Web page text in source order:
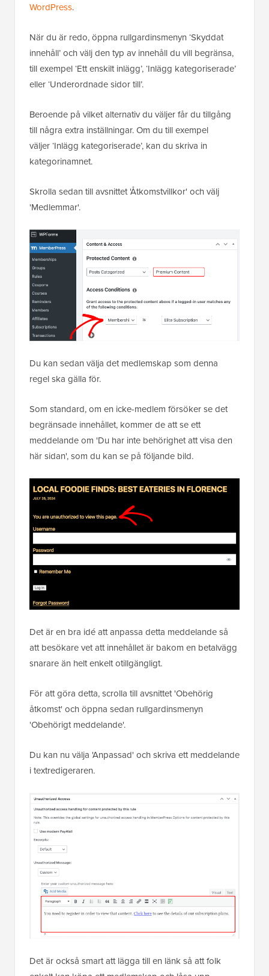
WordPress.
När du är redo, öppna rullgardinsmenyn ‘Skyddat
innehåll’ och välj den typ av innehåll du vill begränsa,
till exempel ‘Ett enskilt inlägg’, ‘Inlägg kategoriserade’
eller ‘Underordnade sidor till’.
Beroende på vilket alternativ du väljer får du tillgång
till några extra inställningar. Om du till exempel
väljer ‘Inlägg kategoriserade’, kan du skriva in
kategorinamnet.
Skrolla sedan till avsnittet 'Åtkomstvillkor' och välj
'Medlemmar'.
Du kan sedan välja det medlemskap som denna
regel ska gälla för.
Som standard, om en icke-medlem försöker se det
begränsade innehållet, kommer de att se ett
meddelande om 'Du har inte behörighet att visa den
här sidan', som du kan se på följande bild.
Det är en bra idé att anpassa detta meddelande så
att besökare vet att innehållet är bakom en betalvägg
snarare än helt enkelt otillgängligt.
För att göra detta, scrolla till avsnittet 'Obehörig
åtkomst' och öppna sedan rullgardinsmenyn
'Obehörigt meddelande'.
Du kan nu välja 'Anpassad' och skriva ett meddelande
i textredigeraren.
Det är också smart att lägga till en länk så att folk